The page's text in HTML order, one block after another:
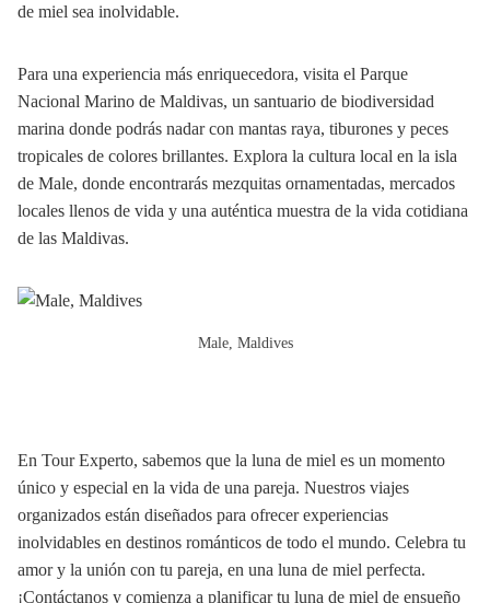
de miel sea inolvidable.
Para una experiencia más enriquecedora, visita el Parque
Nacional Marino de Maldivas, un santuario de biodiversidad
marina donde podrás nadar con mantas raya, tiburones y peces
tropicales de colores brillantes. Explora la cultura local en la isla
de Male, donde encontrarás mezquitas ornamentadas, mercados
locales llenos de vida y una auténtica muestra de la vida cotidiana
de las Maldivas.
Male, Maldives
En Tour Experto, sabemos que la luna de miel es un momento
único y especial en la vida de una pareja. Nuestros viajes
organizados están diseñados para ofrecer experiencias
inolvidables en destinos románticos de todo el mundo. Celebra tu
amor y la unión con tu pareja, en una luna de miel perfecta.
¡Contáctanos y comienza a planificar tu luna de miel de ensueño